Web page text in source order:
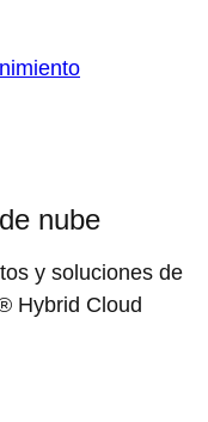
nube
y soluciones de
Hybrid Cloud